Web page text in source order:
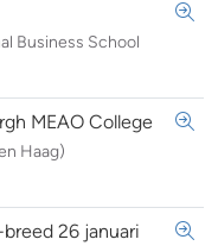
Business School
MEAO College
Haag)
26 januari